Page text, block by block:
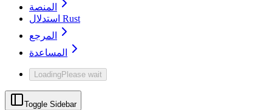
المنصة
استدلال Rust
المرجع
المساعدة
LoadingPlease wait
Toggle Sidebar